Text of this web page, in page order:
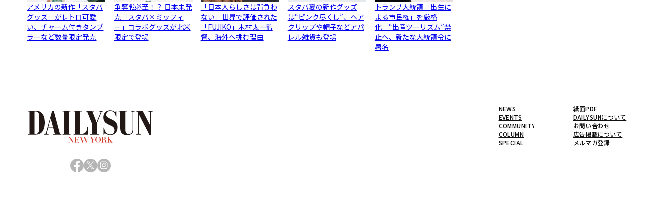
アメリカの新作「スタバ
グッズ」がレトロ可愛
い、チャーム付きタンブ
ラーなど数量限定発売
争奪戦必至！？ 日本未発
売「スタバ×ミッフィ
ー」コラボグッズが北米
限定で登場
「日本人らしさは背負わ
ない」世界で評価された
「FUJIKO」木村太一監
督、海外へ挑む理由
スタバ夏の新作グッズ
は“ピンク尽くし”、ヘア
クリップや帽子などアパ
レル雑貨も登場
トランプ大統領「出生に
よる市民権」を厳格
化 “出産ツーリズム”禁
止へ、新たな大統領令に
署名
Facebook
X Instagram
NEWS
EVENTS
COMMUNITY
COLUMN
SPECIAL
紙面PDF
DAILYSUNについて
お問い合わせ
広告掲載について
メルマガ登録